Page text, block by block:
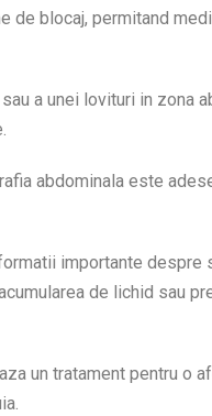
de blocaj, permitand
sau a unei lovituri in zona
abdominala este
importante despre
de lichid sau
un tratament pentru o